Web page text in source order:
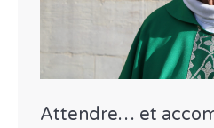
Attendre… et